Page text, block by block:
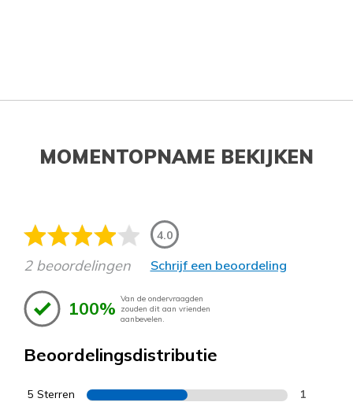
MOMENTOPNAME BEKIJKEN
4.0
2 beoordelingen Schrijf een beoordeling
100% Van de ondervraagden
zouden dit aan vrienden
aanbevelen.
Beoordelingsdistributie
5 Sterren 1